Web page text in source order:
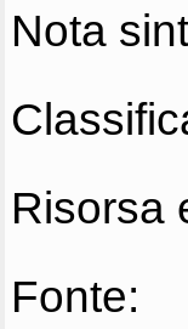
Nota
Risorsa
Fonte: